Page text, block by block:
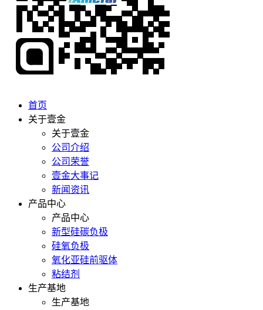
首页
关于壹金
关于壹金
公司介绍
公司荣誉
壹金大事记
新闻资讯
产品中心
产品中心
新型硅碳负极
硅氧负极
氧化亚硅前驱体
粘结剂
生产基地
生产基地